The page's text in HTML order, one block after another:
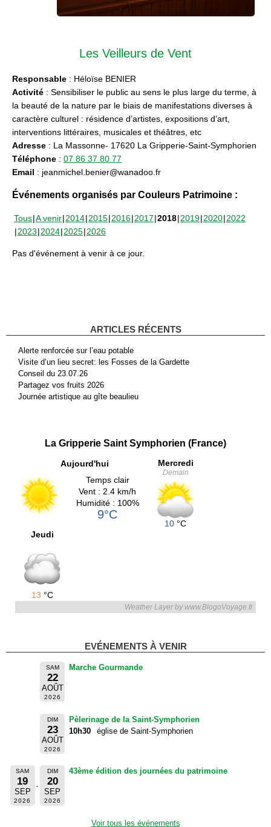
Les Veilleurs de Vent
Responsable : Héloïse BENIER
Activité : Sensibiliser le public au sens le plus large du terme, à
la beauté de la nature par le biais de manifestations diverses à
caractère culturel : résidence d’artistes, expositions d’art,
interventions littéraires, musicales et théâtres, etc
Adresse : La Massonne- 17620 La Gripperie-Saint-Symphorien
Téléphone : 07 86 37 80 77
Email : jeanmichel.benier@wanadoo.fr
Événements organisés par Couleurs Patrimoine :
Tous A venir 2014 2015 2016 2017 2018 2019 2020 2022
2023 2024 2025 2026
Pas d'événement à venir à ce jour.
ARTICLES RÉCENTS
Alerte renforcée sur l’eau potable
Visite d’un lieu secret: les Fosses de la Gardette
Conseil du 23.07.26
Partagez vos fruits 2026
Journée artistique au gîte beaulieu
La Gripperie Saint Symphorien (France)
Aujourd'hui
Temps clair
Vent : 2.4 km/h
Humidité : 100%
9°C
Mercredi
Demain
10 °C
Jeudi
13 °C
Weather Layer by www.BlogoVoyage.fr
EVÉNEMENTS À VENIR
SAM
22
AOÛT
2026
Marche Gourmande
DIM
23
AOÛT
2026
Pèlerinage de la Saint-Symphorien
10h30
église de Saint-Symphorien
SAM
19
SEP
2026
DIM
20
SEP
2026
43ème édition des journées du patrimoine
Voir tous les événements